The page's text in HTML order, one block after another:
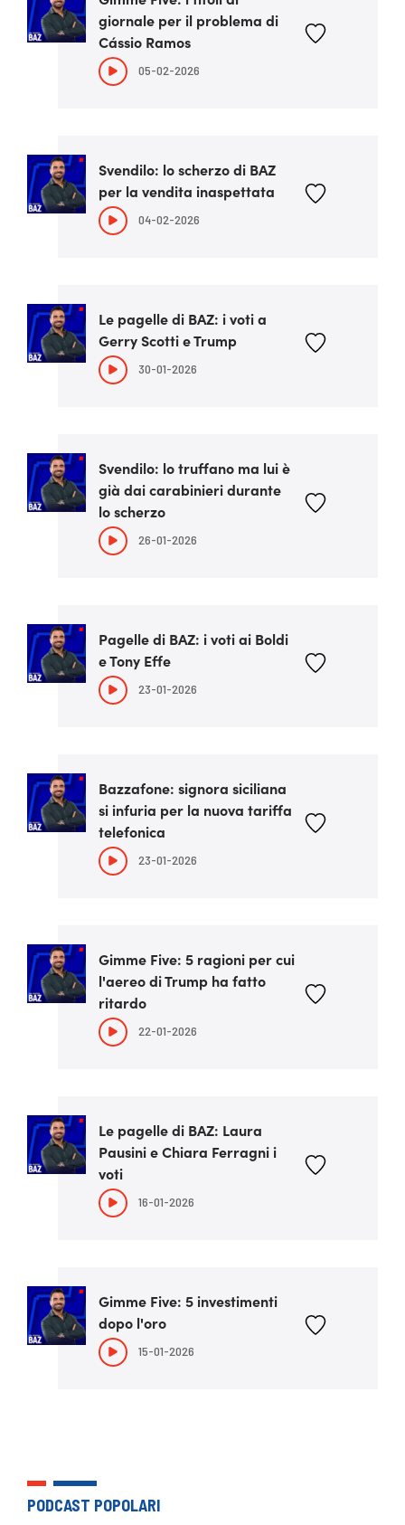
giornale per il problema di
Cássio Ramos
05-02-2026
Svendilo: lo scherzo di BAZ
per la vendita inaspettata
04-02-2026
Le pagelle di BAZ: i voti a
Gerry Scotti e Trump
30-01-2026
Svendilo: lo truffano ma lui è
già dai carabinieri durante
lo scherzo
26-01-2026
Pagelle di BAZ: i voti ai Boldi
e Tony Effe
23-01-2026
Bazzafone: signora siciliana
si infuria per la nuova tariffa
telefonica
23-01-2026
Gimme Five: 5 ragioni per cui
l'aereo di Trump ha fatto
ritardo
22-01-2026
Le pagelle di BAZ: Laura
Pausini e Chiara Ferragni i
voti
16-01-2026
Gimme Five: 5 investimenti
dopo l'oro
15-01-2026
PODCAST POPOLARI